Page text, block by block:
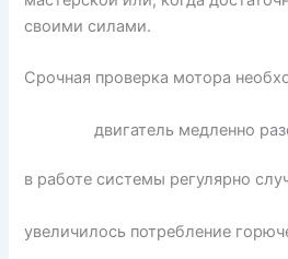
своими силами.
Срочная проверка мотора
двигатель медленно
в работе системы регулярно
увеличилось потребление